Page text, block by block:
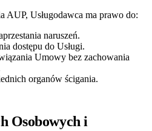
AUP, Usługodawca ma prawo do:
naruszeń.
dostępu do Usługi.
Umowy bez zachowania
organów ścigania.
Osobowych i